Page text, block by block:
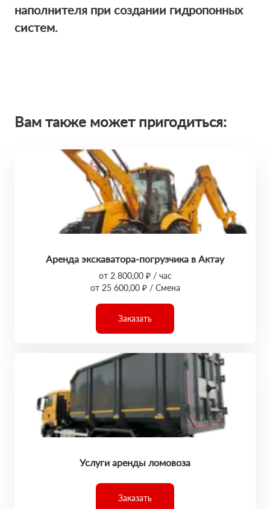
наполнителя при создании гидропонных
систем.
Вам также может пригодиться:
Аренда экскаватора-погрузчика в Актау
от 2 800,00 ₽ / час
от 25 600,00 ₽ / Смена
Заказать
Услуги аренды ломовоза
Заказать